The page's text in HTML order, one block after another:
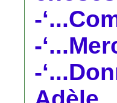
-
-
-